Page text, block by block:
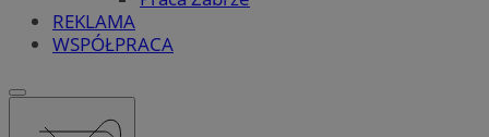
REKLAMA
WSPÓŁPRACA